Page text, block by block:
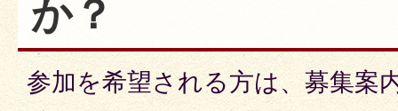
か？
参加を希望される方は、募集案